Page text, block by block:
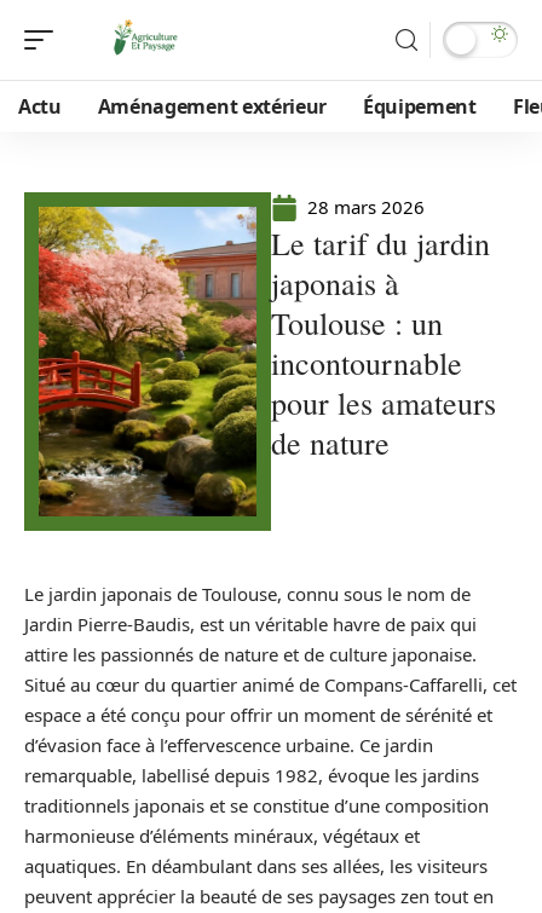
Actu Aménagement extérieur Équipement
28 mars 2026
Le tarif du jardin
japonais à
Toulouse : un
incontournable
pour les amateurs
de nature
Le jardin japonais de Toulouse, connu sous le nom de
Jardin Pierre-Baudis, est un véritable havre de paix qui
attire les passionnés de nature et de culture japonaise.
Situé au cœur du quartier animé de Compans-Caffarelli, cet
espace a été conçu pour offrir un moment de sérénité et
d’évasion face à l’effervescence urbaine. Ce jardin
remarquable, labellisé depuis 1982, évoque les jardins
traditionnels japonais et se constitue d’une composition
harmonieuse d’éléments minéraux, végétaux et
aquatiques. En déambulant dans ses allées, les visiteurs
peuvent apprécier la beauté de ses paysages zen tout en